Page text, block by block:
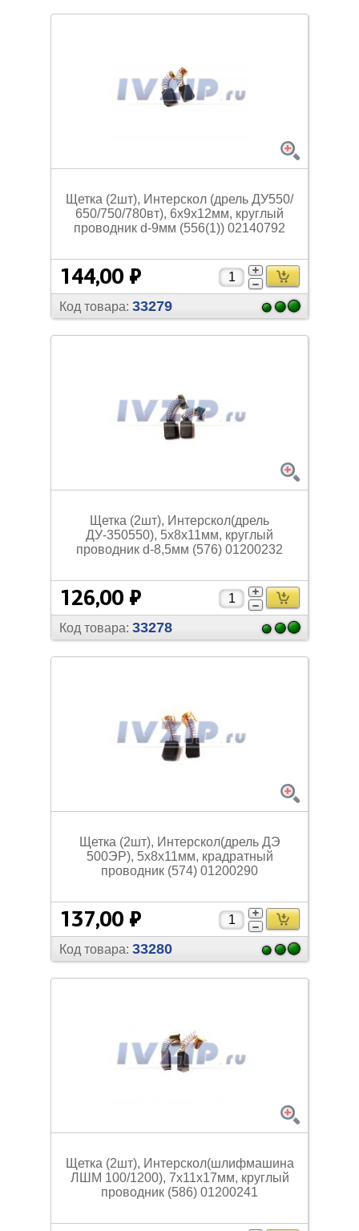
Щетка (2шт), Интерскол (дрель ДУ550/
650/750/780вт), 6х9х12мм, круглый
проводник d-9мм (556(1)) 02140792
144,00 ₽
Код товара: 33279
Щетка (2шт), Интерскол(дрель
ДУ-350550), 5х8х11мм, круглый
проводник d-8,5мм (576) 01200232
126,00 ₽
Код товара: 33278
Щетка (2шт), Интерскол(дрель ДЭ
500ЭР), 5х8х11мм, крадратный
проводник (574) 01200290
137,00 ₽
Код товара: 33280
Щетка (2шт), Интерскол(шлифмашина
ЛШМ 100/1200), 7х11х17мм, круглый
проводник (586) 01200241